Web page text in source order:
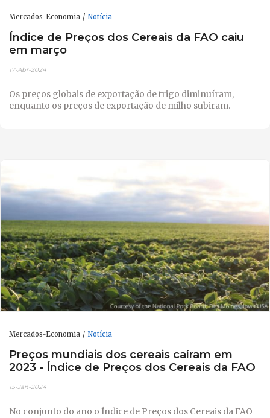
Mercados-Economia Notícia
Índice de Preços dos Cereais da FAO caiu
em março
17-Abr-2024
Os preços globais de exportação de trigo diminuíram,
enquanto os preços de exportação de milho subiram.
Mercados-Economia Notícia
Preços mundiais dos cereais caíram em
2023 - Índice de Preços dos Cereais da FAO
15-Jan-2024
No conjunto do ano o Índice de Preços dos Cereais da FAO